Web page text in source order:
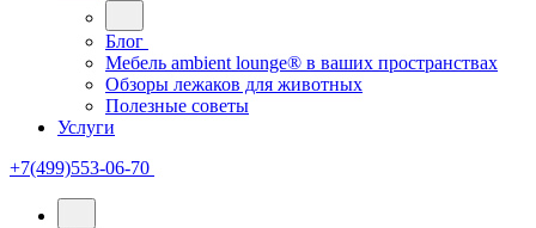
Блог
Мебель ambient lounge® в ваших пространствах
Обзоры лежаков для животных
Полезные советы
Услуги
+7(499)553-06-70